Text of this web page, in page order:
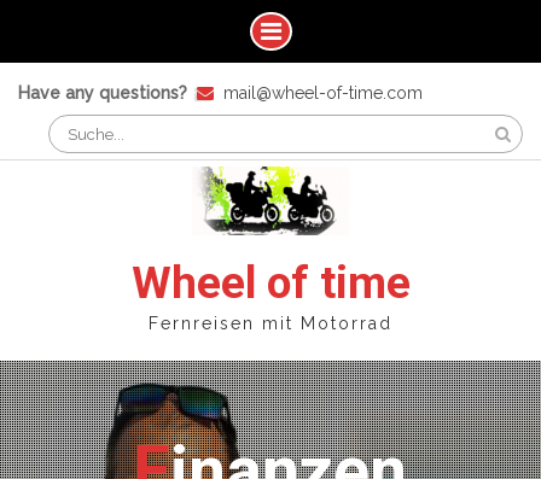
content
Have any questions? mail@wheel-of-time.com
for:
Wheel of time
Fernreisen mit Motorrad